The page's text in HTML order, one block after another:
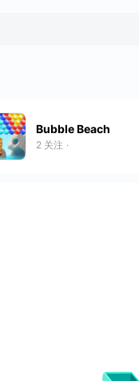
Bubble Beach
2 关注 ·